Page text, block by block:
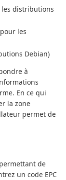
les distributions
les
Debian)
à
En ce qui
la zone
permet de
de
un code EPC